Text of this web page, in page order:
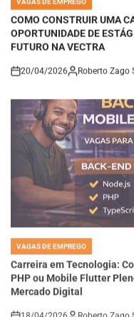
COMO CONSTRUIR UMA
OPORTUNIDADE DE
FUTURO NA VECTRA
on
VAGAS DE EMPREGO
Carreira em Tecnologia:
PHP ou Mobile Flutter
Mercado Digital
18/04/2026 Roberto Zago